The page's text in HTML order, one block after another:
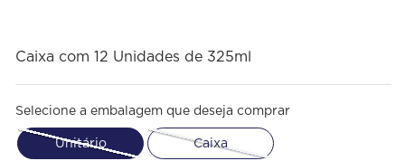
Caixa com 12 Unidades de 325ml
Selecione a embalagem que deseja comprar
Unitário Caixa